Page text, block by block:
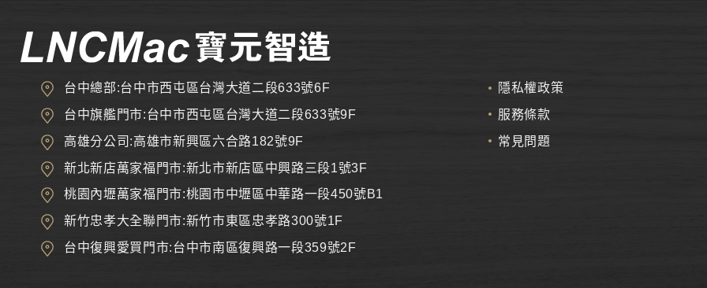
台中總部:台中市西屯區台灣大道二段633號6F
台中旗艦門市:台中市西屯區台灣大道二段633號9F
高雄分公司:高雄市新興區六合路182號9F
新北新店萬家福門市:新北市新店區中興路三段1號3F
桃園內壢萬家福門市:桃園市中壢區中華路一段450號B1
新竹忠孝大全聯門市:新竹市東區忠孝路300號1F
台中復興愛買門市:台中市南區復興路一段359號2F
隱私權政策
服務條款
常見問題